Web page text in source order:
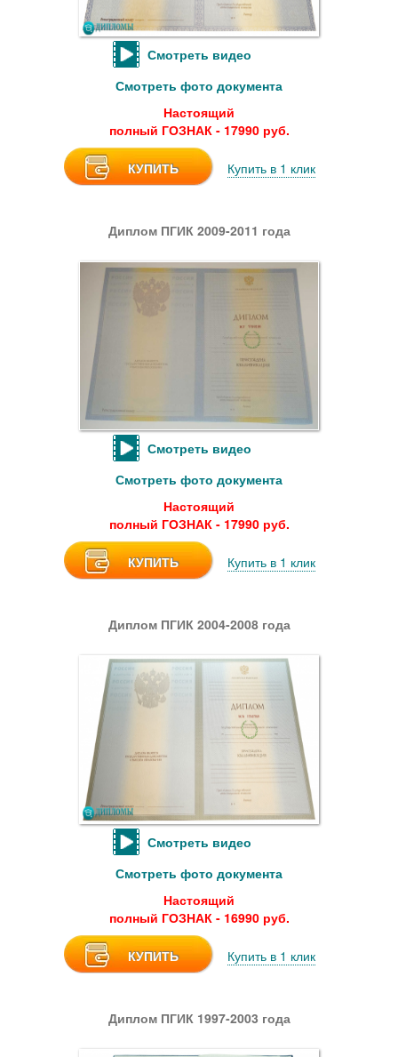
Смотреть видео
Смотреть фото документа
Настоящий
полный ГОЗНАК - 17990 руб.
КУПИТЬ Купить в 1 клик
Диплом ПГИК 2009-2011 года
Смотреть видео
Смотреть фото документа
Настоящий
полный ГОЗНАК - 17990 руб.
КУПИТЬ Купить в 1 клик
Диплом ПГИК 2004-2008 года
Смотреть видео
Смотреть фото документа
Настоящий
полный ГОЗНАК - 16990 руб.
КУПИТЬ Купить в 1 клик
Диплом ПГИК 1997-2003 года